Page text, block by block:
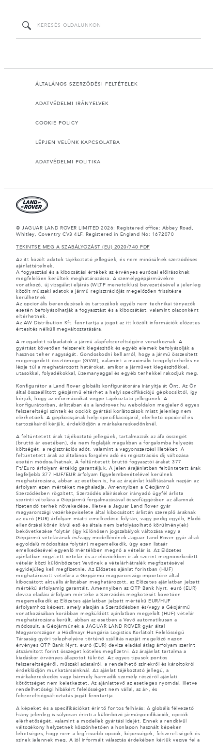
ÁLTALÁNOS SZERZŐDÉSI FELTÉTELEK
ADATVÉDELMI IRÁNYELVEK
COOKIE POLICY
LÉPJEN VELÜNK KAPCSOLATBA
ADATVÉDELMI POLITIKA
© JAGUAR LAND ROVER LIMITED 2026: Registered office: Abbey Road,
Whitley, Coventry CV3 4LF. Registered in England No: 1672070
TEKINTSE MEG A SZABÁLYOZÁST (EU) 2020/740 PDF
Az itt közölt adatok tájékoztató jellegűek, és nem minősülnek szerződéses
ajánlattételnek.
A fogyasztási és a kibocsátási értékek az érvényes európai előírásoknak
megfelelően kerültek meghatározásra. A személygépjárművekre
vonatkozó, új vizsgálati eljárás (WLTP menetciklus) bevezetésével a jelenleg
közölt műszaki adatok a jármű regisztrációját megelőzően frissítésre
kerülhetnek
Az opcionális berendezések és tartozékok egyéb nem technikai tényezők
esetén befolyásolhatják a fogyasztást és a kibocsátást, valamint piaconként
eltérhetnek.
Az AW Distribution Kft. fenntartja a jogot az itt közölt információk előzetes
értesítés nélküli megváltoztatására.
A megadott súlyadatok a jármű alapfelszereltségére vonatkoznak. A
gyártást követően felszerelt kiegészítők és egyéb elemek befolyásolják a
hasznos teher nagyságát. Gondoskodni kell arról, hogy a jármű összesített
megengedett össztömege (GVW), valamint a maximális tengelyterhelés ne
lépje túl a meghatározott határokat, amikor a járművet kiegészítőkkel,
utasokkal, folyadékokkal, üzemanyaggal és egyéb terhekkel rakodjuk meg.
Konfigurátor a Land Rover globális konfigurátorára irányítja át Önt. Az Ön
által összeállított gépjármű eltérhet a helyi specifikációjú gépkocsiktól, így
kérjük, hogy az információkat vegye tájékoztató jellegűnek. A
konfigurátorban, árlistában és a landrover.hu weboldalon megjelenő egyes
felszereltségi szintek és opciók gyártási korlátozások miatt jelenleg nem
elérhetőek. A gépkocsijának helyi specifikációjáról, elérhető opcióiról és
tartozékairól kérjük, érdeklődjön a márkakereskedőnknél.
A feltüntetett árak tájékoztató jellegűek, tartalmazzák az áfa összegét
(bruttó ár esetében), de nem foglalják magukban a forgalomba helyezés
költségét, a regisztrációs adót, valamint a vagyonszerzési illetéket. A
feltüntetett árak az általános forgalmi adó és regisztrációs díj változása
esetén módosulhatnak. A feltüntetett bruttó fogyasztói árakat 377
Ft/Euro árfolyam értékig garantáljuk. A jelen árajánlatban feltüntetett árak
legfeljebb 377 HUF/EUR árfolyam figyelembevételével kerülnek
meghatározásra, abban az esetben is, ha az árajánlat kiállításának napján az
árfolyam ezen mértéket meghaladja. Amennyiben a Gépjármű
Szerződésben rögzített, Szerződés aláírásakor irányadó ügyfél árlista
szerinti vételára a Gépjármű forgalmazásával összefüggésben az államnak
fizetendő terhek növekedése, illetve a Jaguar Land Rover gyár
magyarországi vezérképviselete által kibocsátott árlistán szereplő áraknak
az euró (EUR) árfolyam miatti emelkedése folytán, vagy pedig egyéb, Eladó
ellenőrzési körén kívül eső és általa nem befolyásolható körülmény(ek)
bekövetkezése folytán (így különösen jogszabályok változása vagy a
Gépjármű vételárának és/vagy modellévének Jaguar Land Rover gyár általi
egyoldalú módosítása folytán) megemelkedik, úgy ezen listaár
emelkedésével egyenlő mértékben megnő a vételár is. Az Előzetes
ajánlatban rögzített vételár és az előzőekben írtak szerint megnövekedett
vételár közti különbözetet Vevőnek a vételárhátralék megfizetésével
egyidejűleg kell megfizetnie. Az Előzetes ajánlat forintban (HUF)
meghatározott vételára a Gépjármű magyarországi importőre által
kibocsátott aktuális árlistában meghatározott, az Előzetes ajánlatban jelzett
mértékű árfolyamig garantált. Amennyiben az OTP Bank Nyrt. euró (EUR)
deviza eladási árfolyam mértéke a Szerződés megkötését követően
megemelkedik az Előzetes ajánlatban jelzett mértékű EUR/HUF
árfolyamhoz képest, amely alapján a Szerződésben és/vagy a Gépjármű
vonatkozásában korábban megküldött ajánlatban megjelölt (HUF) vételár
meghatározásra került, abban az esetben a Vevő automatikusan a
módosult, a Gépjárműnek a JAGUAR LAND ROVER gyár által
Magyarországon a Hödlmayr Hungária Logistics Korlátolt Felelősségű
Társaság győri telephelyére történő szállítás napját megelőző napon
érvényes OTP Bank Nyrt. euró (EUR) deviza eladási átlag árfolyam szerint
átszámított forint összeget köteles megfizetni. Az árajánlat tartalma a
kiadáskor érvényes állapotot tükrözi. Az egyes típusok pontos
felszereltségéről, műszaki adatairól, a rendelhető színekről és kárpitokról
érdeklődjön munkatársainknál. Az ajánlat tájékoztató jellegű, a
márkakereskedés vagy bármely harmadik személy részéről ajánlati
kötöttséget nem keletkeztet. Az ajánlattevő az esetleges nyomdai, illetve
rendelhetőségi hibákért felelősséget nem vállal, az ár-, és
felszereltségváltoztatás jogát fenntartja.
A képeket és a specifikációkat érintő fontos felhívás: A globális félvezető
hiány jelenleg is súlyosan érinti a különböző járműspecifikációk, opciók
elérhetőségét, valamint a modellek gyártási idejét. Ennek a rendkívül
változékony helyzetnek köszönhetően a honlapon használt képeken
lehetséges, hogy nem a legfrissebb opciók, képességek, felszereltségek és
színek jelennek meg. A jól informált választás érdekében kérjük vegye fel a